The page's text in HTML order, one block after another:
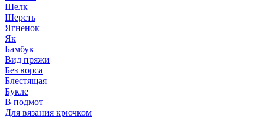
Шелк
Шерсть
Ягненок
Як
Бамбук
Вид пряжи
Без ворса
Блестящая
Букле
В подмот
Для вязания крючком